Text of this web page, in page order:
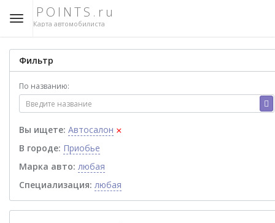
POINTS.ru
Карта автомобилиста
Фильтр
По названию:
Вы ищете: Автосалон ×
В городе: Приобье
Марка авто: любая
Специализация: любая